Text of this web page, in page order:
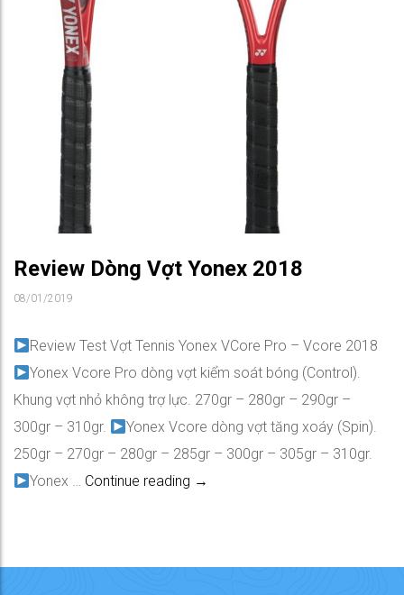
Review Dòng Vợt Yonex 2018
08/01/2019
Review Test Vợt Tennis Yonex VCore Pro – Vcore 2018
Yonex Vcore Pro dòng vợt kiểm soát bóng (Control).
Khung vợt nhỏ không trợ lực. 270gr – 280gr – 290gr –
300gr – 310gr.
Yonex Vcore dòng vợt tăng xoáy (Spin).
250gr – 270gr – 280gr – 285gr – 300gr – 305gr – 310gr.
Yonex … Continue reading Review Dòng Vợt Yonex 2018
→